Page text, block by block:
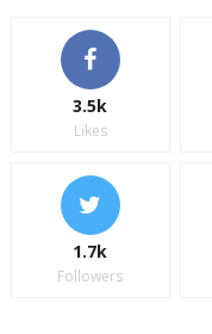
3.5k
Likes
1.7k
Followers